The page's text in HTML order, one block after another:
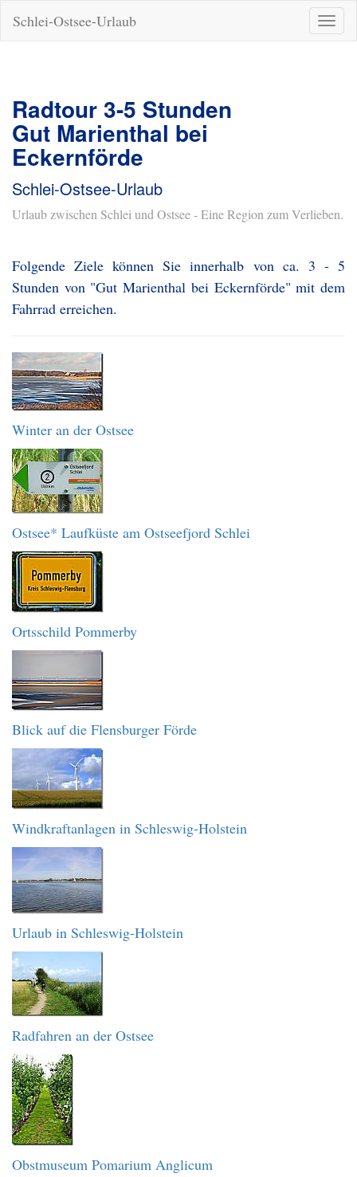
ein-/
Schlei-Ostsee-Urlaub
Radtour 3-5 Stunden
Gut Marienthal bei
Eckernförde
Schlei-Ostsee-Urlaub
Urlaub zwischen Schlei und Ostsee - Eine Region zum Verlieben.
Folgende Ziele können Sie innerhalb von ca. 3 - 5
Stunden von "Gut Marienthal bei Eckernförde" mit dem
Fahrrad erreichen.
Winter an der Ostsee
Ostsee* Laufküste am Ostseefjord Schlei
Ortsschild Pommerby
Blick auf die Flensburger Förde
Windkraftanlagen in Schleswig-Holstein
Urlaub in Schleswig-Holstein
Radfahren an der Ostsee
Obstmuseum Pomarium Anglicum